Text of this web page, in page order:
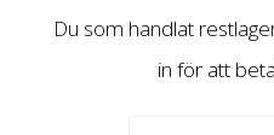
Du som handlat
in för att